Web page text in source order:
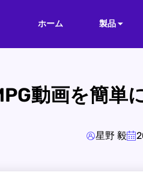
ホーム 製品
動画を簡
星野 毅